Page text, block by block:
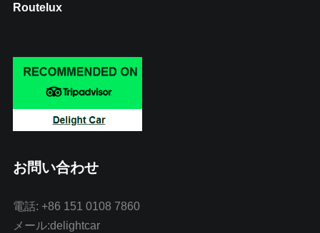
Routelux
お問い合わせ
電話: +86 151 0108 7860
メール:delightcar